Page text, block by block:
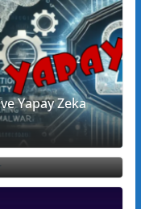
Yapay Zeka